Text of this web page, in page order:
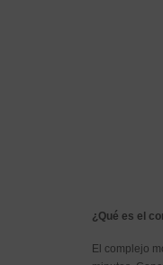
¿Qué es el
El complejo